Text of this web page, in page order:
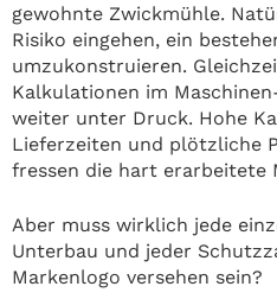
gewohnte Zwickmühle.
Risiko eingehen, ein
umzukonstruieren.
Kalkulationen im
weiter unter Druck. Hohe
Lieferzeiten und plötzliche
fressen die hart erarbeitete
Aber muss wirklich jede
Unterbau und jeder
Markenlogo versehen sein?